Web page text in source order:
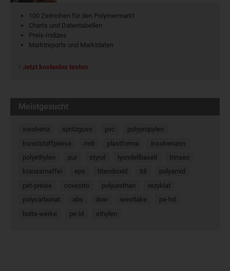
100 Zeitreihen für den Polymermarkt
Charts und Datentabellen
Preis-Indizes
Marktreports und Marktdaten
Jetzt kostenlos testen
Meistgesucht
insolvenz spritzguss pvc
polypropylen
kunststoffpreise
mdi plastforma
insolvenzen
polyethylen
pur styrol lyondellbasell
trinseo
kraussmaffei
eps titandioxid tdi
polyamid
pet-preise
covestro polyurethan
rezyklat
polycarbonat
abs dow westlake
pe-hd
bolta-werke
pe-ld ethylen